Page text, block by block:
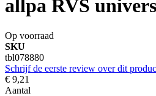
allpa RVS
Op voorraad
SKU
tbl078880
Schrijf de eerste review over dit
€ 9,21
Aantal